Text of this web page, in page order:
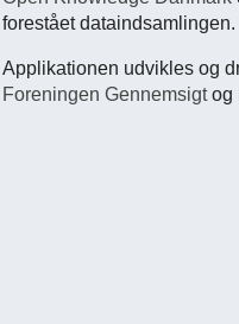
forestået dataindsamlingen.
Applikationen udvikles og
Foreningen Gennemsigtog